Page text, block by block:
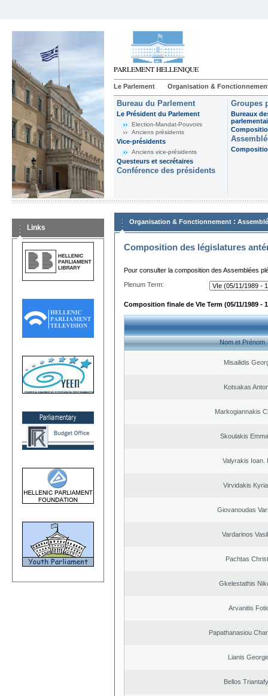
Le Parlement Organisation &
Bureau du Parlement
Le Président du Parlement
Election-Mandat-Pouvoirs
Anciens présidents
Vice-présidents
Anciens vice-présidents
Questeurs et secrétaires
Conférence des présidents
Groupes
Bureaux
Links
Organisation & Fonctionnement :
Composition des législatures
Pour consulter la composition des Assemblées
Plenum Term:
Composition finale de VIe Term (05/11/1989 -
Nom et Prénom
Misailidis
Kotsakas
Markogiannakis
Skoulakis
Valyrakis Ioan.
Virvidakis
Giovanoudas
Vardarinos
Pachtas
Gkelestathis
Arvanitis
Papathanasiou
Lianis
Bellos